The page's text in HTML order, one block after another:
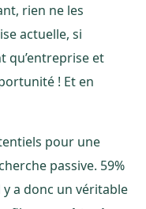
rien ne les
actuelle, si
qu’entreprise et
! Et en
pour une
passive. 59%
y a donc un véritable